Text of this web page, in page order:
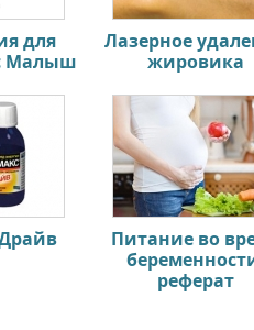
для
Малыш
Лазерное
жировика
Питание во
реферат